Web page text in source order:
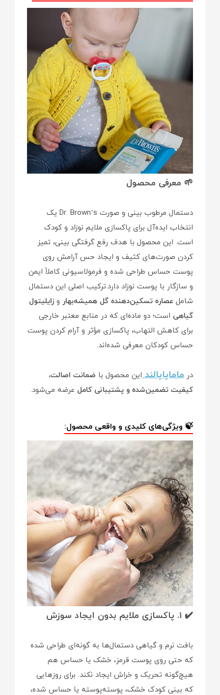
🌱 معرفی محصول
دستمال مرطوب بینی و صورت Dr. Brown’s یک
انتخاب ایده‌آل برای پاکسازی ملایم نوزاد و کودک
است. این محصول با هدف رفع گرفتگی بینی، تمیز
کردن صورت‌های کثیف و ایجاد حس آرامش روی
پوست حساس طراحی شده و فرمولاسیونی کاملاً ایمن
و سازگار با پوست نوزاد دارد.ترکیب اصلی این دستمال
شامل عصاره تسکین‌دهنده گل همیشه‌بهار و زایلیتول
گیاهی است؛ دو ماده‌ای که در منابع معتبر خارجی
برای کاهش التهاب، پاکسازی مؤثر و آرام کردن پوست
حساس کودکان معرفی شده‌اند.
در ماماپاپالنداین محصول با ضمانت اصالت،
کیفیت تضمین‌شده و پشتیبانی کامل عرضه می‌شود.
🍃 ویژگی‌های کلیدی و واقعی محصول:
✔️ ۱. پاکسازی ملایم بدون ایجاد سوزش
بافت نرم و گیاهی دستمال‌ها به گونه‌ای طراحی شده
که حتی روی پوست قرمز، خشک یا حساس هم
هیچ‌گونه تحریک و خراش ایجاد نکند. برای روزهایی
که بینی کودک خشک، پوسته‌پوسته یا حساس شده،